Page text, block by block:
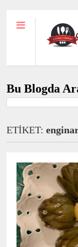
Bu Blogda
ETİKET: